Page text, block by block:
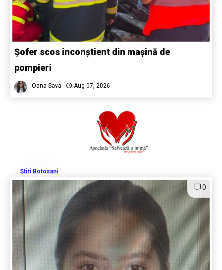
Șofer scos inconștient din mașină de
pompieri
Oana Sava Aug 07, 2026
Stiri Botosani
0